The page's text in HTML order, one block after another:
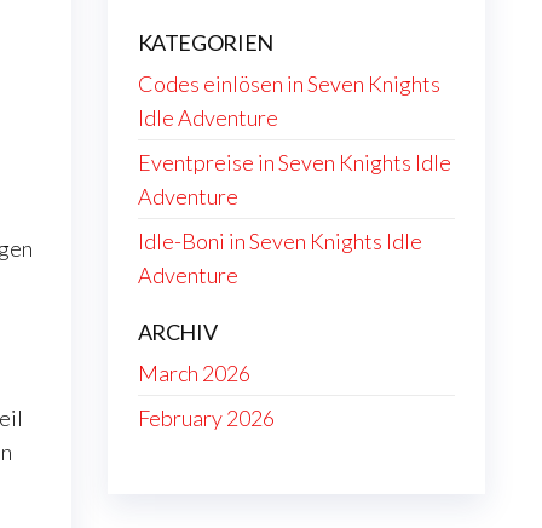
KATEGORIEN
Codes einlösen in Seven Knights
Idle Adventure
Eventpreise in Seven Knights Idle
Adventure
Idle-Boni in Seven Knights Idle
Adventure
ARCHIV
March 2026
February 2026